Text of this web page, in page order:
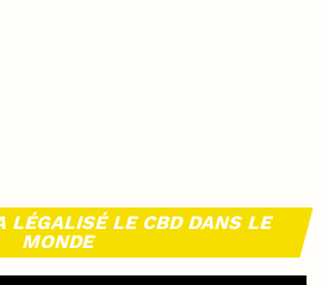
LÉGALISÉ LE CBD DANS LE
MONDE